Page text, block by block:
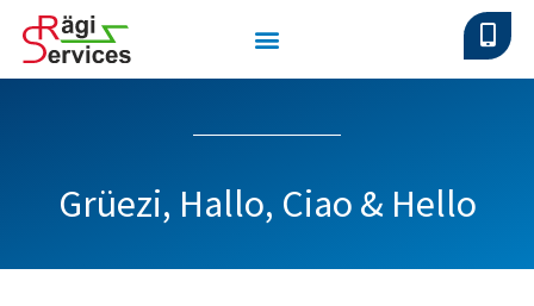
Grüezi, Hallo, Ciao & Hello